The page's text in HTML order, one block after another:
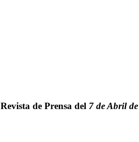
Revista de Prensa del 7 de Abril